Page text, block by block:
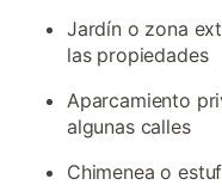
Jardín o zona
las propiedades
Aparcamiento
algunas calles
Chimenea o